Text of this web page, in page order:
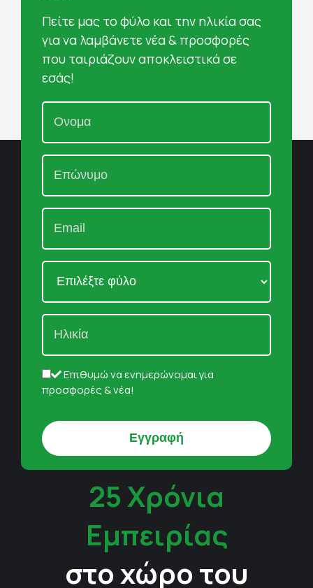
Πείτε μας το φύλο και την ηλικία σας
για να λαμβάνετε νέα & προσφορές
που ταιριάζουν αποκλειστικά σε
εσάς!
Επιθυμώ να ενημερώνομαι για
προσφορές & νέα!
25 Χρόνια
Εμπειρίας
στο χώρο του